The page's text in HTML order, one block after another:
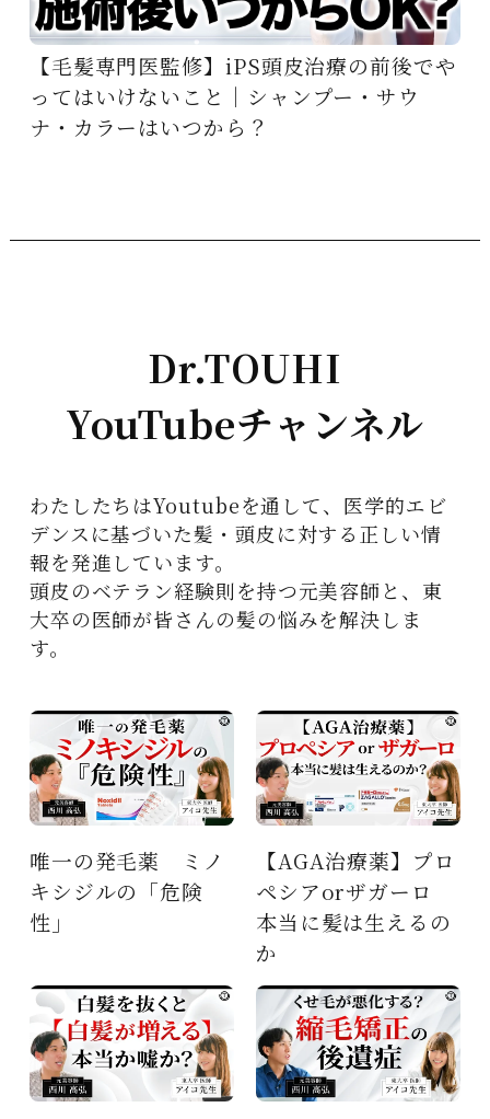
【毛髪専門医監修】iPS頭皮治療の前後でや
ってはいけないこと｜シャンプー・サウ
ナ・カラーはいつから？
Dr.TOUHI
YouTubeチャンネル
わたしたちはYoutubeを通して、医学的エビ
デンスに基づいた髪・頭皮に対する正しい情
報を発進しています。
頭皮のベテラン経験則を持つ元美容師と、東
大卒の医師が皆さんの髪の悩みを解決しま
す。
【AGA治療薬】プロ
ペシアorザガーロ
本当に髪は生えるの
東大卒医師が徹底解
説 AGA・薄毛 な
ぜ起きる？